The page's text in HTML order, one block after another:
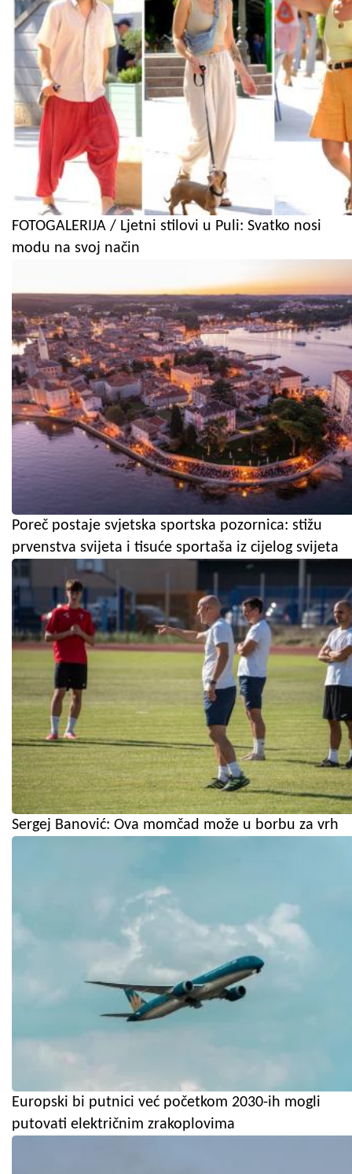
FOTOGALERIJA / Ljetni stilovi u Puli: Svatko nosi
modu na svoj način
Poreč postaje svjetska sportska pozornica: stižu
prvenstva svijeta i tisuće sportaša iz cijelog svijeta
Sergej Banović: Ova momčad može u borbu za vrh
Europski bi putnici već početkom 2030-ih mogli
putovati električnim zrakoplovima